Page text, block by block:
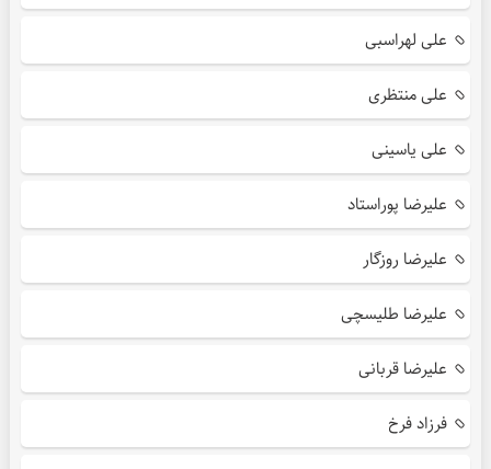
علی لهراسبی
علی منتظری
علی یاسینی
علیرضا پوراستاد
علیرضا روزگار
علیرضا طلیسچی
علیرضا قربانی
فرزاد فرخ